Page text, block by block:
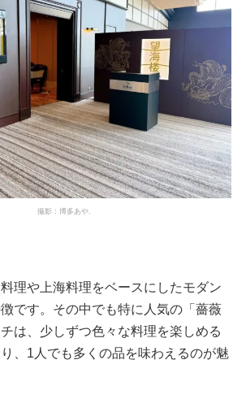
撮影：博多あや.
料理や上海料理をベースにしたモダン
です。その中でも特に人気の「薔薇
は、少しずつ色々な料理を楽しめる
、1人でも多くの品を味わえるのが魅